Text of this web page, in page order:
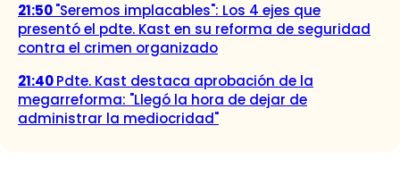
21:50"Seremos implacables": Los 4 ejes que
presentó el pdte. Kast en su reforma de seguridad
contra el crimen organizado
21:40Pdte. Kast destaca aprobación de la
megarreforma: "Llegó la hora de dejar de
administrar la mediocridad"